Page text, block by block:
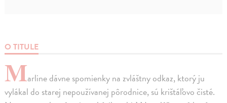
O TITULE
Marline dávne spomienky na zvláštny odkaz, ktorý ju
vylákal do starej nepoužívanej pôrodnice, sú krištáľovo čisté.